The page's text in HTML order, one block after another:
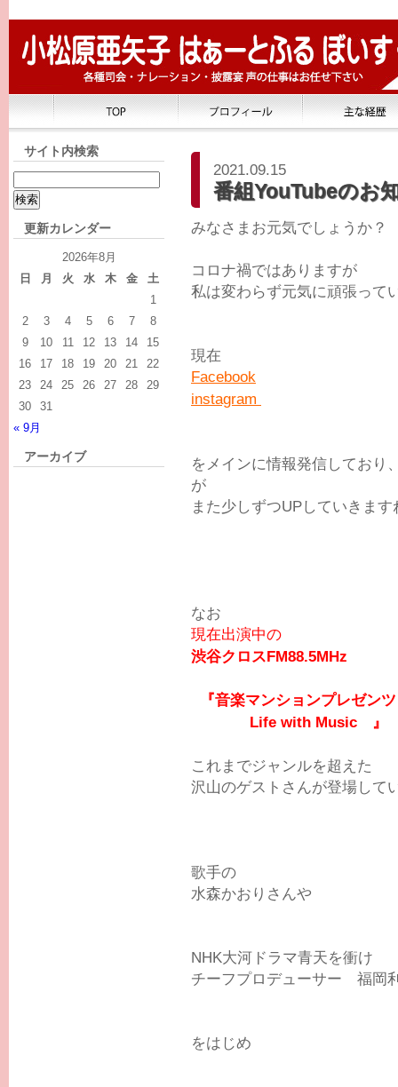
サイト内検索
更新カレンダー
2026年8月
日
月 火 水 木 金
土
1
2
3 4 5 6 7
8
9
10 11 12 13 14
15
16
17 18 19 20 21
22
23
24 25 26 27 28
29
30
31
« 9月
アーカイブ
2021.09.15
番組YouTubeのお
みなさまお元気でしょうか？
コロナ禍ではありますが
私は変わらず元気に頑張って
現在
Facebook
instagram
をメインに情報発信しており
が
また少しずつUPしていきます
なお
現在出演中の
渋谷クロスFM88.5MHz
『音楽マンションプレゼンツ
Life with Music 』
これまでジャンルを超えた
沢山のゲストさんが登場して
歌手の
水森かおりさんや
NHK大河ドラマ青天を衝け
チーフプロデューサー 福岡
をはじめ